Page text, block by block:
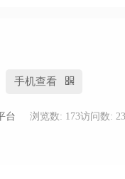
手机查看
台 浏览数: 173访问数: 23